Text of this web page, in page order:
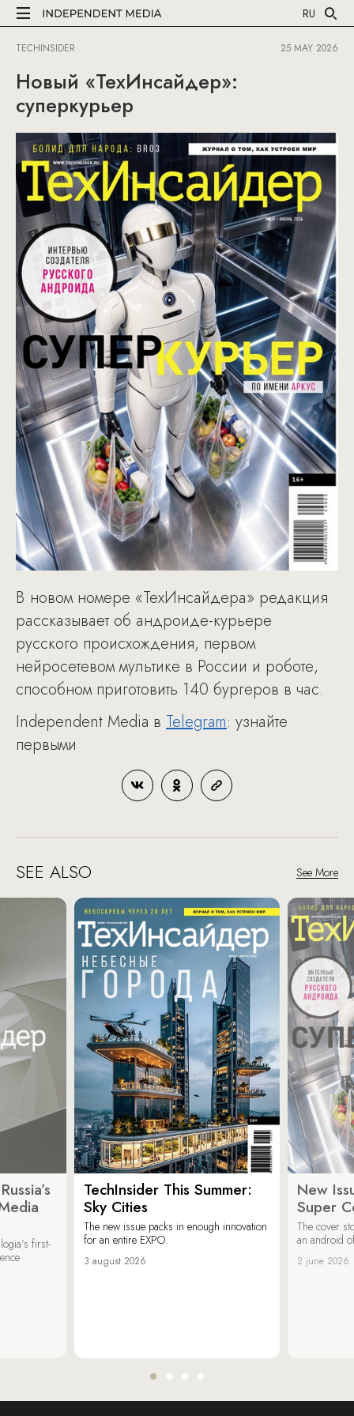
RU
TECHINSIDER 25 MAY 2026
Новый «ТехИнсайдер»:
суперкурьер
В новом номере «ТехИнсайдера» редакция
рассказывает об андроиде-курьере
русского происхождения, первом
нейросетевом мультике в России и роботе,
способном приготовить 140 бургеров в час.
Independent Media в Telegram: узнайте
первыми
SEE ALSO See More
first-
TechInsider This Summer:
Sky Cities
The new issue packs in enough innovation
for an entire EXPO.
3 august 2026
New
Super
The cover
an android
2 june 2026